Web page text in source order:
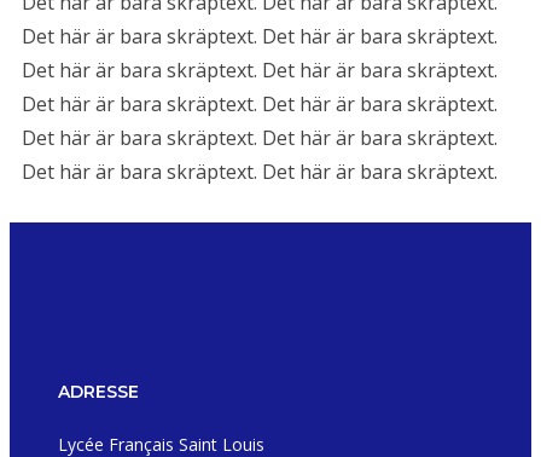
Det här är bara skräptext. Det här är bara skräptext.
Det här är bara skräptext. Det här är bara skräptext.
Det här är bara skräptext. Det här är bara skräptext.
Det här är bara skräptext. Det här är bara skräptext.
Det här är bara skräptext. Det här är bara skräptext.
ADRESSE
Lycée Français Saint Louis